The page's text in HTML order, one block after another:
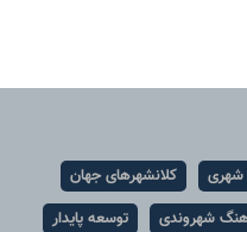
شهری
کلانشهرهای جهان
شهروندی
توسعه پایدار